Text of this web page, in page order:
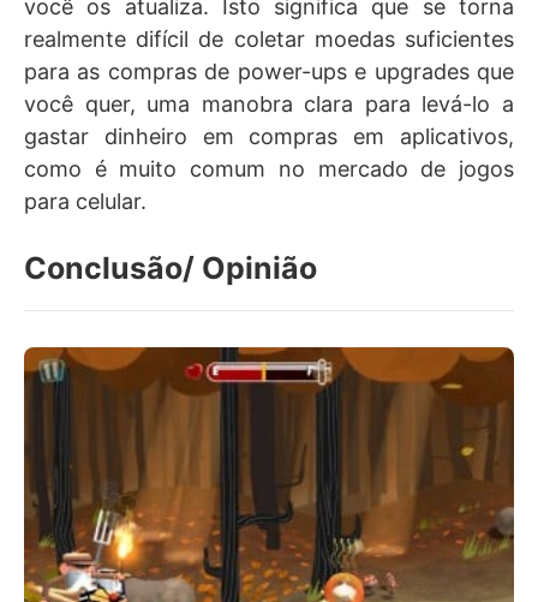
você os atualiza. Isto significa que se torna
realmente difícil de coletar moedas suficientes
para as compras de power-ups e upgrades que
você quer, uma manobra clara para levá-lo a
gastar dinheiro em compras em aplicativos,
como é muito comum no mercado de jogos
para celular.
Conclusão/ Opinião